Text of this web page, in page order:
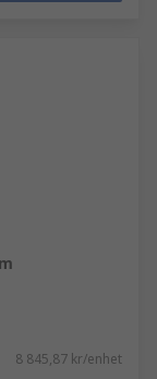
8 845,87 kr/enhet